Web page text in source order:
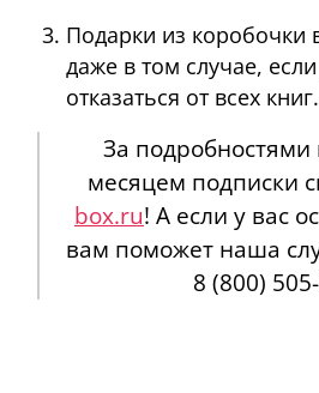
Подарки из коробочки
даже в том случае,
отказаться от всех книг.
За
месяцем подписки
box.ru! А если у вас
вам поможет наша
8 (800)